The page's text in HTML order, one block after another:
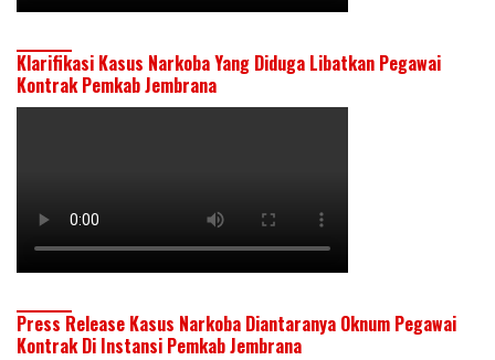
Klarifikasi Kasus Narkoba Yang Diduga Libatkan Pegawai
Kontrak Pemkab Jembrana
Press Release Kasus Narkoba Diantaranya Oknum Pegawai
Kontrak Di Instansi Pemkab Jembrana